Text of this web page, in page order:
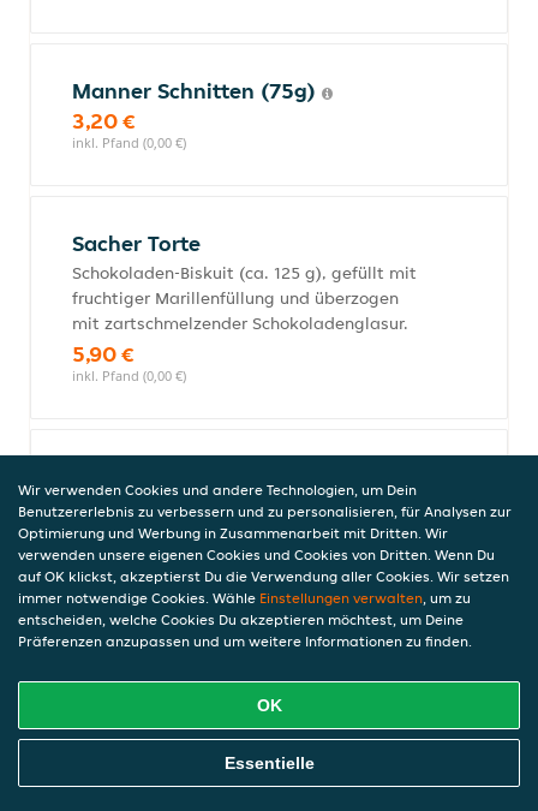
Manner Schnitten (75g)
3,20 €
inkl. Pfand (0,00 €)
Sacher Torte
Schokoladen-Biskuit (ca. 125 g), gefüllt mit
fruchtiger Marillenfüllung und überzogen
mit zartschmelzender Schokoladenglasur.
5,90 €
inkl. Pfand (0,00 €)
)
mit Walnussfüllung
5,90 €
inkl. Pfand (0,00 €)
Beeren-Sahneschnitte
Ein Genuss für Frucht- und Schokofreunde
gleichermaßen: Vanillesahne zwischen
zwei Schoko-Tortenböden, darauf rote
Johannisbeeren und Wildheidelbeeren in
Online Essen Bestellen
Wir verwenden Cookies und andere Technologien, um Dein
Benutzererlebnis zu verbessern und zu personalisieren, für Analysen zur
Optimierung und Werbung in Zusammenarbeit mit Dritten. Wir
verwenden unsere eigenen Cookies und Cookies von Dritten. Wenn Du
auf OK klickst, akzeptierst Du die Verwendung aller Cookies. Wir setzen
immer notwendige Cookies. Wähle Einstellungen verwalten, um zu
entscheiden, welche Cookies Du akzeptieren möchtest, um Deine
Präferenzen anzupassen und um weitere Informationen zu finden.
OK
Essentielle